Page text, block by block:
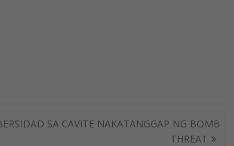
SA CAVITE NAKATANGGAP NG BOMB
THREAT